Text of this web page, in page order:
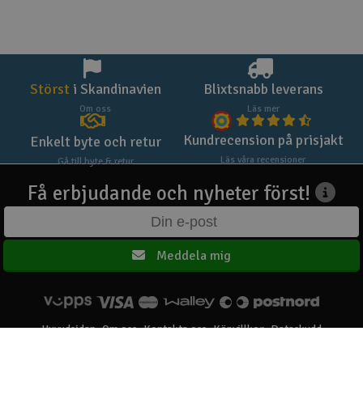
Störst i Skandinavien
Om oss
Blixtsnabb leverans
Läs mer
Enkelt byte och retur
Gå till byte & retur
Kundrecension på prisjakt
Läs våra recensioner
Få erbjudande och nyheter först!
Meddela mig
Huvudsidan Om oss Kontakta oss Köpvillkor Dataskydd